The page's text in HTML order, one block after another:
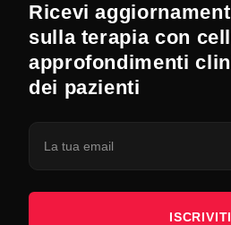
Ricevi
sulla terapia con
approfondimenti
dei pazienti
ISCRIVITI